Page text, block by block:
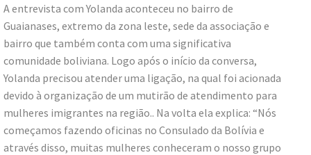
A entrevista com Yolanda aconteceu no bairro de
Guaianases, extremo da zona leste, sede da associação e
bairro que também conta com uma significativa
comunidade boliviana. Logo após o início da conversa,
Yolanda precisou atender uma ligação, na qual foi acionada
devido à organização de um mutirão de atendimento para
mulheres imigrantes na região.. Na volta ela explica: “Nós
começamos fazendo oficinas no Consulado da Bolívia e
através disso, muitas mulheres conheceram o nosso grupo